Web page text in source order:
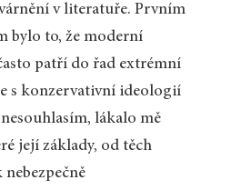
v literatuře. Prvním
bylo to, že moderní
patří do řad extrémní
s konzervativní ideologií
lákalo mě
její základy, od těch